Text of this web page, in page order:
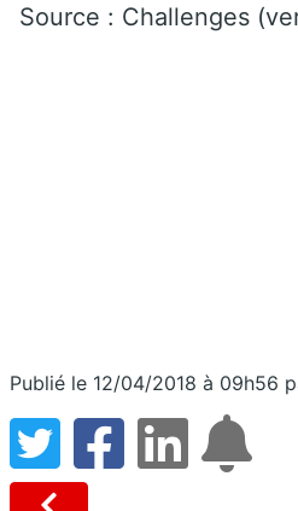
Source : Challenges
Publié le 12/04/2018 à 09h56